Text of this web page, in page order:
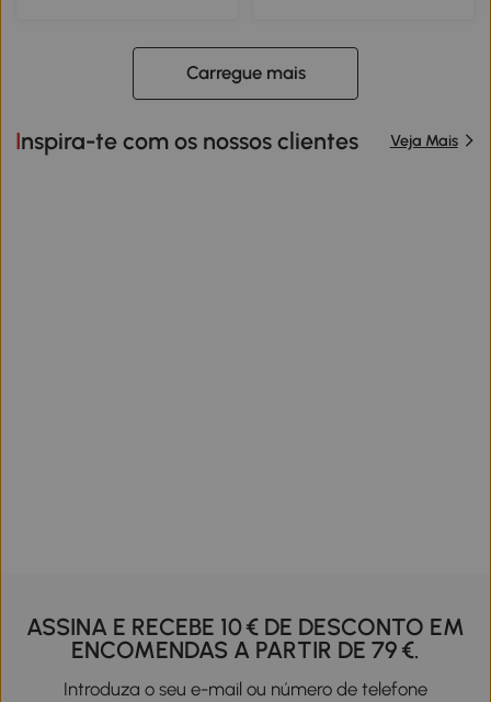
Carregue mais
Inspira-te com os nossos clientes Veja Mais
ASSINA E RECEBE 10 € DE DESCONTO EM
ENCOMENDAS A PARTIR DE 79 €.
Introduza o seu e-mail ou número de telefone